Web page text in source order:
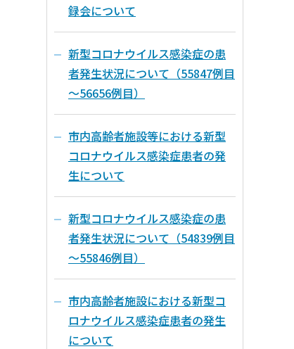
録会について
新型コロナウイルス感染症の患
者発生状況について（55847例目
～56656例目）
市内高齢者施設等における新型
コロナウイルス感染症患者の発
生について
新型コロナウイルス感染症の患
者発生状況について（54839例目
～55846例目）
市内高齢者施設における新型コ
ロナウイルス感染症患者の発生
について